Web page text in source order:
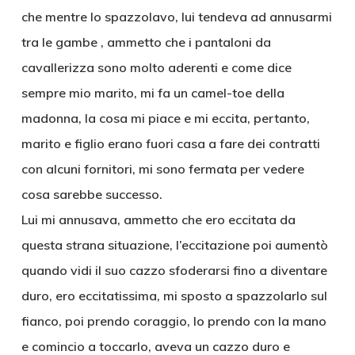
che mentre lo spazzolavo, lui tendeva ad annusarmi
tra le gambe , ammetto che i pantaloni da
cavallerizza sono molto aderenti e come dice
sempre mio marito, mi fa un camel-toe della
madonna, la cosa mi piace e mi eccita, pertanto,
marito e figlio erano fuori casa a fare dei contratti
con alcuni fornitori, mi sono fermata per vedere
cosa sarebbe successo.
Lui mi annusava, ammetto che ero eccitata da
questa strana situazione, l’eccitazione poi aumentò
quando vidi il suo cazzo sfoderarsi fino a diventare
duro, ero eccitatissima, mi sposto a spazzolarlo sul
fianco, poi prendo coraggio, lo prendo con la mano
e comincio a toccarlo, aveva un cazzo duro e